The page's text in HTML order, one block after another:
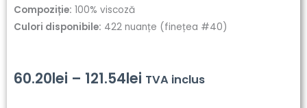
Compoziție: 100% viscoză
Culori disponibile: 422 nuanțe (finețea #40)
60.20lei – 121.54lei Interval
TVA inclus